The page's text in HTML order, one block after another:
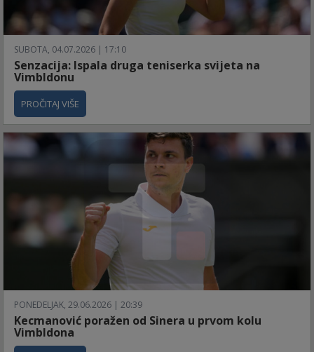
SUBOTA, 04.07.2026 | 17:10
Senzacija: Ispala druga teniserka svijeta na
Vimbldonu
PROČITAJ VIŠE
PONEDELJAK, 29.06.2026 | 20:39
Kecmanović poražen od Sinera u prvom kolu
Vimbldona